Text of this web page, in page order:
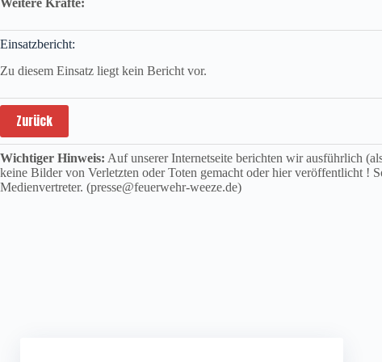
Weitere Kräfte:
Einsatzbericht:
Zu diesem Einsatz liegt kein Bericht vor.
Zurück
Wichtiger Hinweis: Auf unserer Internetseite berichten wir ausführlich
keine Bilder von Verletzten oder Toten gemacht oder hier veröffentlicht !
Medienvertreter. (presse@feuerwehr-weeze.de)